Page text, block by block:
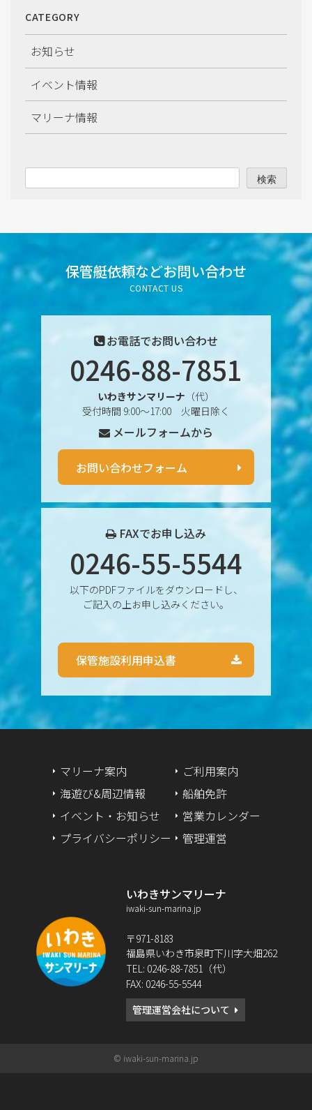
2026年1月
2025年12月
2025年11月
2025年10月
2025年9月
2025年7月
2025年6月
2025年3月
2024年12月
2024年11月
2024年9月
2024年8月
2024年6月
2024年5月
2024年4月
2024年2月
2023年2月
2022年12月
CATEGORY
お知らせ
イベント情報
マリーナ情報
検索
保管艇依頼などお問い合わせ
CONTACT US
お電話でお問い合わせ
0246-88-7851
いわきサンマリーナ （代）
受付時間 9:00〜17:00 火曜日除く
メールフォームから
お問い合わせフォーム
FAXでお申し込み
0246-55-5544
以下のPDFファイルをダウンロードし、
ご記入の上お申し込みください。
保管施設利用申込書
マリーナ案内
海遊び&周辺情報
イベント・お知らせ
プライバシーポリシー
ご利用案内
船舶免許
営業カレンダー
管理運営
いわきサンマリーナ
iwaki-sun-marina.jp
〒971-8183
福島県いわき市泉町下川字大畑262
TEL: 0246-88-7851（代）
FAX: 0246-55-5544
管理運営会社について
© iwaki-sun-marina.jp